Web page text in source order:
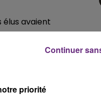
élus avaient
ce domaine".
priorité
Continuer